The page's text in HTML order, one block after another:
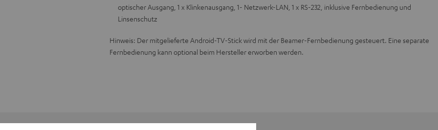
optischer Ausgang, 1 x Klinkenausgang, 1- Netzwerk-LAN, 1 x RS-232, inklusive Fernbedienung und
Linsenschutz
Hinweis: Der mitgelieferte Android-TV-Stick wird mit der Beamer-Fernbedienung gesteuert. Eine separate
Fernbedienung kann optional beim Hersteller erworben werden.